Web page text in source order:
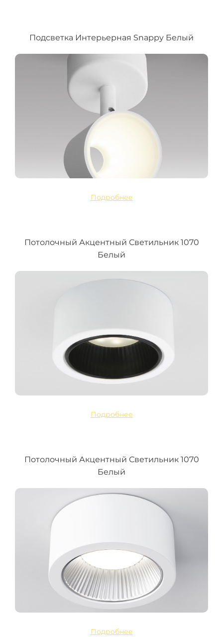
Подсветка Интерьерная Snappy Белый
Подробнее
Потолочный Акцентный Светильник 1070
Белый
Подробнее
Потолочный Акцентный Светильник 1070
Белый
Подробнее